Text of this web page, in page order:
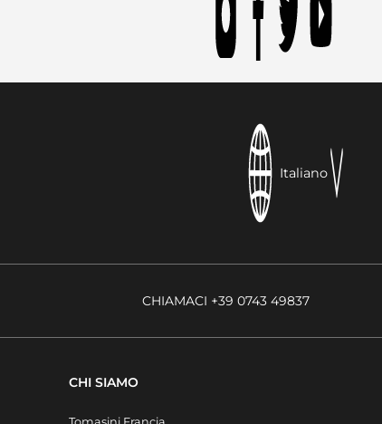
Italiano
CHIAMACI +39 0743 49837
CHI SIAMO